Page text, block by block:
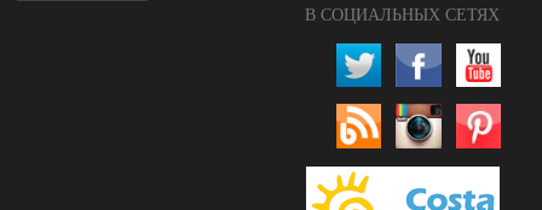
В СОЦИАЛЬНЫХ СЕТЯХ